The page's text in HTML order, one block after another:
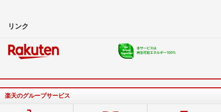
リンク
楽天のグループサービス